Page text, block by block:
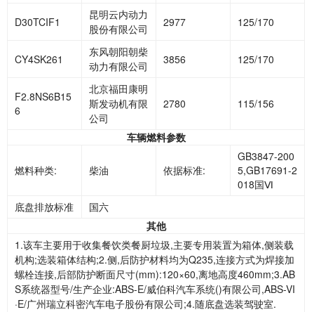
D30TCIF1
昆明云内动力
股份有限公司
2977 125/170
CY4SK261
东风朝阳朝柴
动力有限公司
3856 125/170
F2.8NS6B15
6
北京福田康明
斯发动机有限
公司
2780 115/156
车辆燃料参数
燃料种类: 柴油 依据标准:
GB3847-200
5,GB17691-2
018国Ⅵ
底盘排放标准
国六
其他
1.该车主要用于收集餐饮类餐厨垃圾,主要专用装置为箱体,侧装载
机构;选装箱体结构;2.侧,后防护材料均为Q235,连接方式为焊接加
螺栓连接,后部防护断面尺寸(mm):120×60,离地高度460mm;3.AB
S系统器型号/生产企业:ABS-E/威伯科汽车系统()有限公司,ABS-VI
·E/广州瑞立科密汽车电子股份有限公司;4.随底盘选装驾驶室.